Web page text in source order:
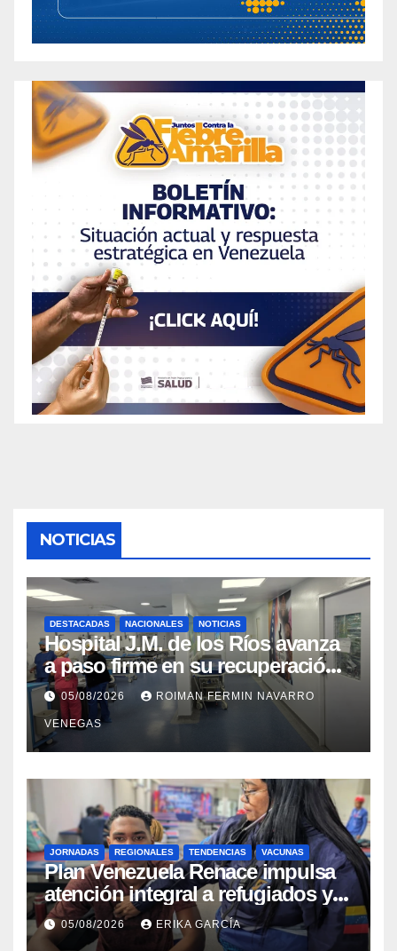
NOTICIAS
DESTACADAS NACIONALES NOTICIAS
Hospital J.M. de los Ríos avanza
a paso firme en su recuperación
tras los recientes eventos
sísmicos
05/08/2026 ROIMAN FERMIN NAVARRO
VENEGAS
JORNADAS REGIONALES TENDENCIAS VACUNAS
​Plan Venezuela Renace impulsa
atención integral a refugiados y
evaluación de vacunación en
Aragua
05/08/2026 ERIKA GARCÍA